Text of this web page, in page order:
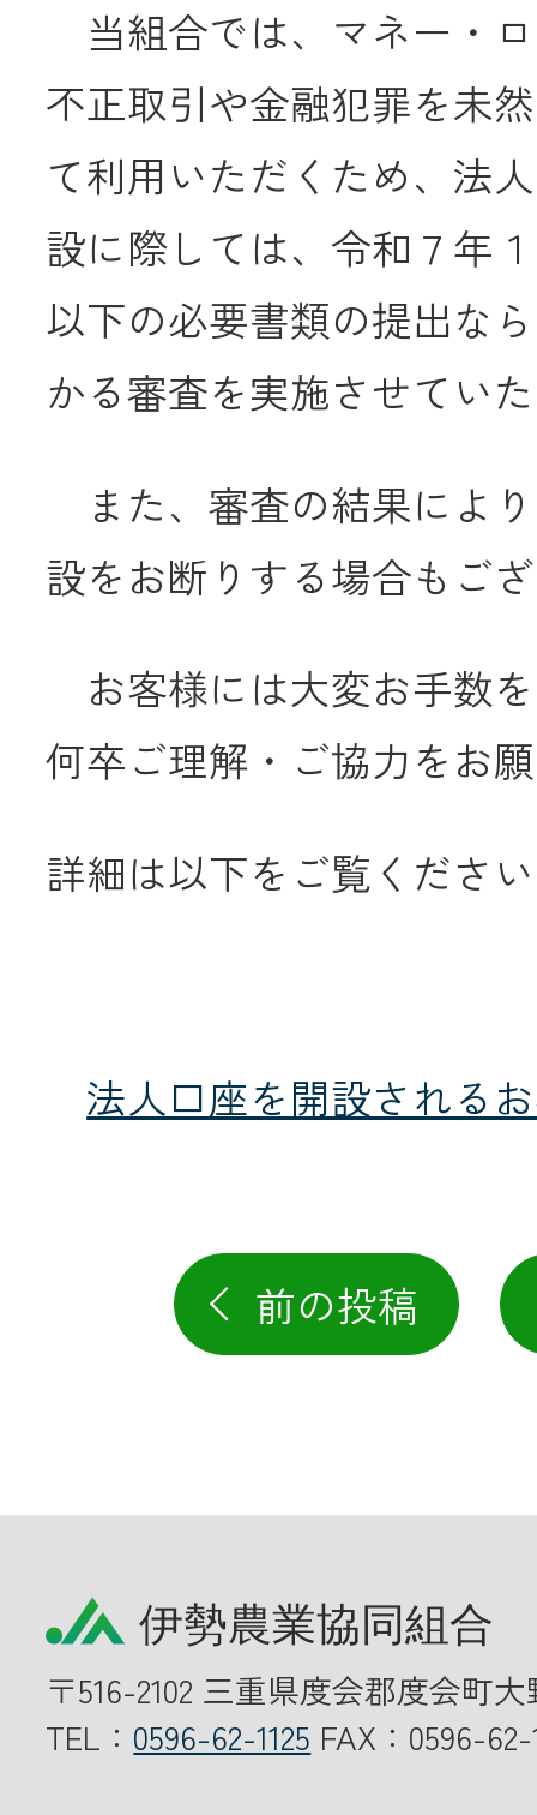
食
JAバンク
JA共済
くらし
JA伊勢について
店舗・ATM・
当組合では、マネー・
不正取引や金融犯罪を未
て利用いただくため、法
設に際しては、令和７年
以下の必要書類の提出な
かる審査を実施させてい
また、審査の結果によ
設をお断りする場合もご
お客様には大変お手数
何卒ご理解・ご協力をお
詳細は以下をご覧くださ
法人口座を開設される
前の投稿
〒516-2102 三重県度会郡度会町
TEL： 0596-62-1125 FAX：0596-62-